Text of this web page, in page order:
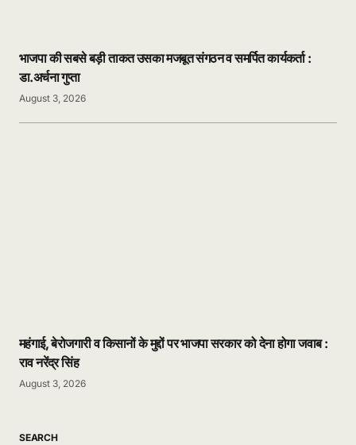
भाजपा की सबसे बड़ी ताकत उसका मजबूत संगठन व समर्पित कार्यकर्ता :
डा.अर्चना गुप्ता
August 3, 2026
महंगाई, बेरोजगारी व किसानों के मुद्दों पर भाजपा सरकार को देना होगा जवाब :
राव नरेंद्र सिंह
August 3, 2026
SEARCH